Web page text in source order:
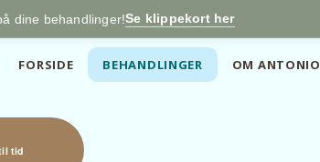
FORSIDE BEHANDLINGER OM ANTONIO
tid
dine behandlinger!Se klippekort her